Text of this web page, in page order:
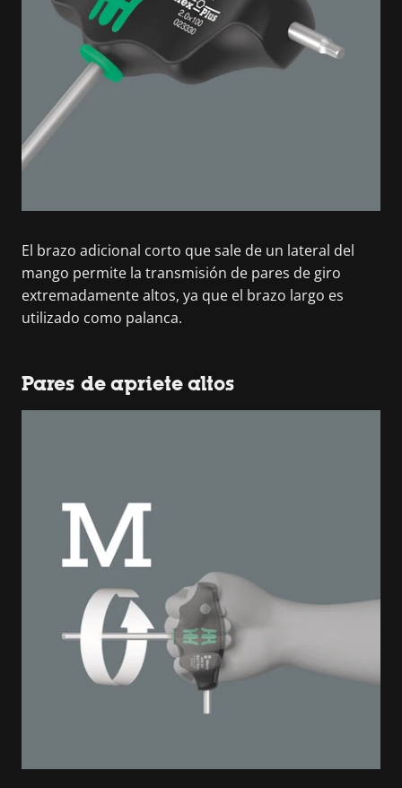
El brazo adicional corto que sale de un lateral del
mango permite la transmisión de pares de giro
extremadamente altos, ya que el brazo largo es
utilizado como palanca.
Pares de apriete altos